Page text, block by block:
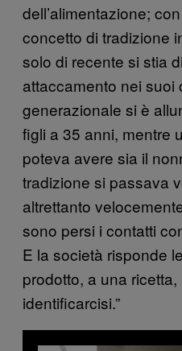
dell’alimentazione;
concetto di tradizione
solo di recente si stia
attaccamento nei suoi
generazionale si è
figli a 35 anni, mentre
poteva avere sia il
tradizione si passava
altrettanto
sono persi i contatti
E la società risponde
prodotto, a una
identificarcisi.”